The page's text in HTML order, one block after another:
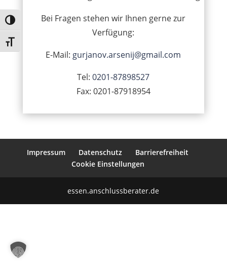
Umschalten auf hohe Kontraste
Schrift vergrößern
Bei Fragen stehen wir Ihnen gerne zur
Verfügung:
E-Mail: gurjanov.arsenij@gmail.com
Tel: 0201-87898527
Fax: 0201-87918954
Impressum Datenschutz
Barrierefreiheit
Cookie Einstellungen
essen.anschlussberater.de